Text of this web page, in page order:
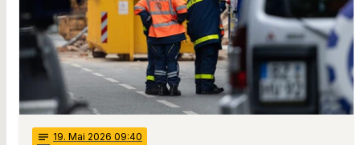
notes 19. Mai 2026 09:40